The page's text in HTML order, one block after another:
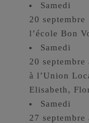
Samedi
20
l’école Bon
Samedi
20 septembre
à l’Union
Elisabeth,
Samedi
27 septembre